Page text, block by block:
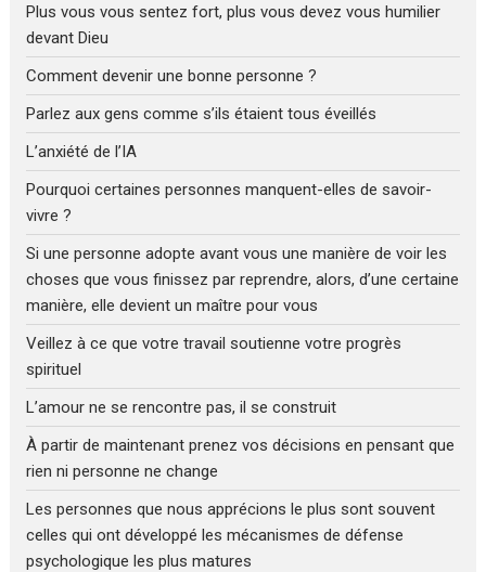
Plus vous vous sentez fort, plus vous devez vous humilier
devant Dieu
Comment devenir une bonne personne ?
Parlez aux gens comme s’ils étaient tous éveillés
L’anxiété de l’IA
Pourquoi certaines personnes manquent-elles de savoir-
vivre ?
Si une personne adopte avant vous une manière de voir les
choses que vous finissez par reprendre, alors, d’une certaine
manière, elle devient un maître pour vous
Veillez à ce que votre travail soutienne votre progrès
spirituel
L’amour ne se rencontre pas, il se construit
À partir de maintenant prenez vos décisions en pensant que
rien ni personne ne change
Les personnes que nous apprécions le plus sont souvent
celles qui ont développé les mécanismes de défense
psychologique les plus matures